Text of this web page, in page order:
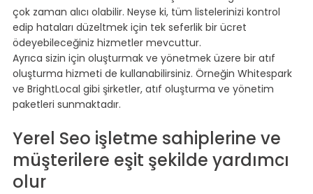
çok zaman alıcı olabilir. Neyse ki, tüm listelerinizi kontrol
edip hataları düzeltmek için tek seferlik bir ücret
ödeyebileceğiniz hizmetler mevcuttur.
Ayrıca sizin için oluşturmak ve yönetmek üzere bir atıf
oluşturma hizmeti de kullanabilirsiniz. Örneğin Whitespark
ve BrightLocal gibi şirketler, atıf oluşturma ve yönetim
paketleri sunmaktadır.
Yerel Seo işletme sahiplerine ve
müşterilere eşit şekilde yardımcı
olur